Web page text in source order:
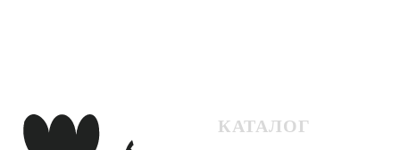
КАТАЛОГ